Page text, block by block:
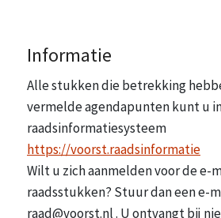
Informatie
Alle stukken die betrekking
vermelde agendapunten kunt u
raadsinformatiesysteem
https://voorst.raadsinformatie
Wilt u zich aanmelden voor de e-
raadsstukken? Stuur dan een e-
raad@voorst.nl . U ontvangt bij